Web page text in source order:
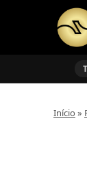
Início »